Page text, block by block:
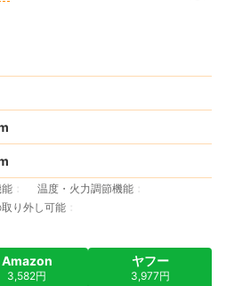
能
温度・火力調節機能
り外し可能
Amazon
3,582円
ヤフー
3,977円